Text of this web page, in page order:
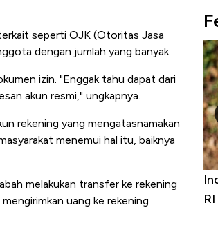
seperti OJK (Otoritas Jasa
dengan jumlah yang banyak.
izin. "Enggak tahu dapat dari
akun resmi," ungkapnya.
rekening yang mengatasnamakan
menemui hal itu, baiknya
melakukan transfer ke rekening
uang ke rekening
dari Kubur! Bisnis Furniture &
Tumbuh Double Digit
RI